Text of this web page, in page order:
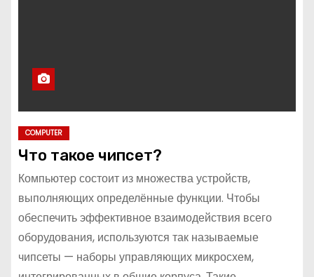
COMPUTER
Что такое чипсет?
Компьютер состоит из множества устройств,
выполняющих определённые функции. Чтобы
обеспечить эффективное взаимодействия всего
оборудования, используются так называемые
чипсеты — наборы управляющих микросхем,